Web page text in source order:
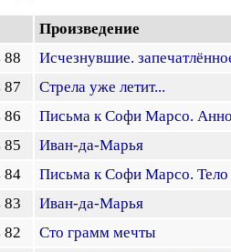
Произведение
88
Исчезнувшие.
87
Стрела уже летит...
86
Письма к Софи Марсо.
85
Иван-да-Марья
84
Письма к Софи Марсо. Тело
83
Иван-да-Марья
82
Сто грамм мечты